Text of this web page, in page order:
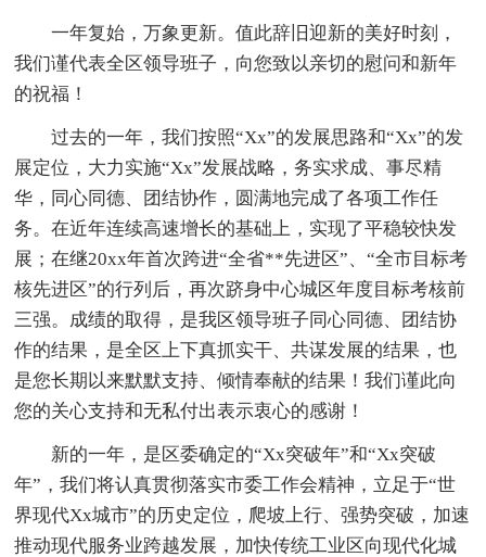
一年复始，万象更新。值此辞旧迎新的美好时刻，
我们谨代表全区领导班子，向您致以亲切的慰问和新年
的祝福！
过去的一年，我们按照“Xx”的发展思路和“Xx”的发
展定位，大力实施“Xx”发展战略，务实求成、事尽精
华，同心同德、团结协作，圆满地完成了各项工作任
务。在近年连续高速增长的基础上，实现了平稳较快发
展；在继20xx年首次跨进“全省**先进区”、“全市目标考
核先进区”的行列后，再次跻身中心城区年度目标考核前
三强。成绩的取得，是我区领导班子同心同德、团结协
作的结果，是全区上下真抓实干、共谋发展的结果，也
是您长期以来默默支持、倾情奉献的结果！我们谨此向
您的关心支持和无私付出表示衷心的感谢！
新的一年，是区委确定的“Xx突破年”和“Xx突破
年”，我们将认真贯彻落实市委工作会精神，立足于“世
界现代Xx城市”的历史定位，爬坡上行、强势突破，加速
推动现代服务业跨越发展，加快传统工业区向现代化城